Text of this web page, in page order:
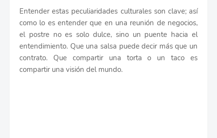
Entender estas peculiaridades culturales son clave; así
como lo es entender que en una reunión de negocios,
el postre no es solo dulce, sino un puente hacia el
entendimiento. Que una salsa puede decir más que un
contrato. Que compartir una torta o un taco es
compartir una visión del mundo.